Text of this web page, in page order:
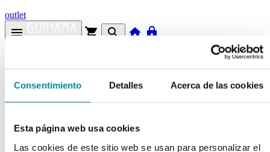
Consentimiento Detalles Acerca de las cookies
Esta página web usa cookies
Las cookies de este sitio web se usan para personalizar el
outlet
menu shopping_cart search home lock
Actualmente se encuentra en:
Inicio >>
arrow_back